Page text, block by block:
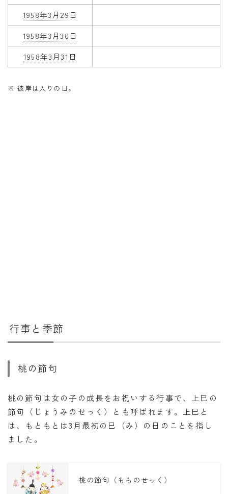
1958年3月29日
1958年3月30日
1958年3月31日
※ 彼岸は入りの日。
行事と季節
桃の節句
桃の節句は女の子の成長をお祝いする行事で、上巳の
節句（じょうみのせっく）とも呼ばれます。上巳と
は、もともとは3月最初の巳（み）の日のことを指し
ました。
桃の節句（もものせっく）